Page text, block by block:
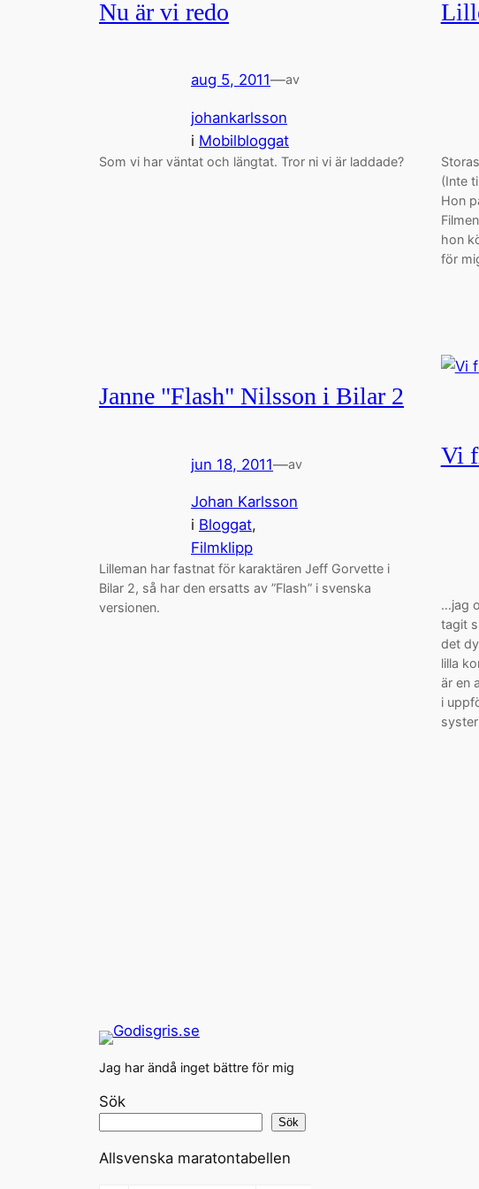
Nu är vi redo
aug 5, 2011—av
johankarlsson
i Mobilbloggat
Som vi har väntat och längtat. Tror ni vi är laddade?
(Inte
Hon
hon
för
Janne "Flash" Nilsson i Bilar 2
jun 18, 2011—av
Johan Karlsson
i Bloggat
Filmklipp
Lilleman har fastnat för karaktären Jeff Gorvette i
Bilar 2, så har den ersatts av ”Flash” i svenska
versionen.
Vi
…jag
tagit
det
lilla
är en
i
Jag har ändå inget bättre för mig
Sök
Sök
Allsvenska maratontabellen